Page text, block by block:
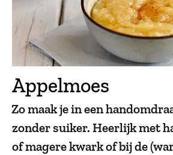
Appelmoes
Zo maak je in een
zonder suiker. Heerlijk met
of magere kwark of bij de